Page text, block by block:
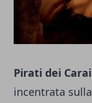
Pirati dei
incentrata